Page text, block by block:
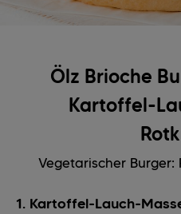
Ölz Brioche
Kartoffel-
Vegetarischer Burger:
1. Kartoffel-Lauch-